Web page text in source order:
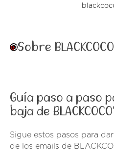
Sobre
Guía paso a paso
baja de
Sigue estos pasos para
de los emails de